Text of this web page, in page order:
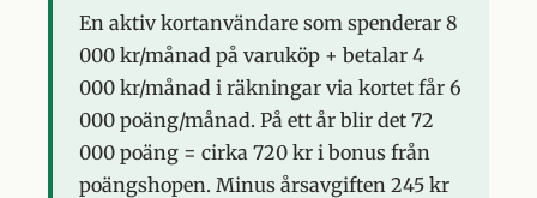
En aktiv kortanvändare som spenderar 8
000 kr/månad på varuköp + betalar 4
000 kr/månad i räkningar via kortet får 6
000 poäng/månad. På ett år blir det 72
000 poäng = cirka 720 kr i bonus från
poängshopen. Minus årsavgiften 245 kr